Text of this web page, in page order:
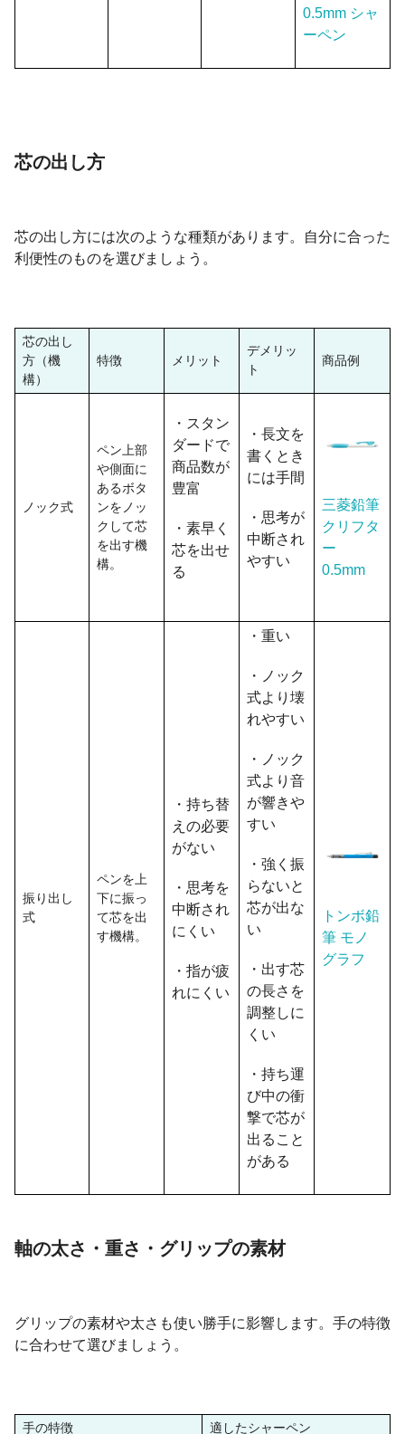
0.5mm シャ
ーペン
芯の出し方
芯の出し方には次のような種類があります。自分に合った
利便性のものを選びましょう。
芯の出し
方（機
構）
特徴 メリット
デメリッ
ト
商品例
ノック式
ペン上部
や側面に
あるボタ
ンをノッ
クして芯
を出す機
構。
・スタン
ダードで
商品数が
豊富
・素早く
芯を出せ
る
・長文を
書くとき
には手間
・思考が
中断され
やすい
三菱鉛筆
クリフタ
ー
0.5mm
振り出し
式
ペンを上
下に振っ
て芯を出
す機構。
・持ち替
えの必要
がない
・思考を
中断され
にくい
・指が疲
れにくい
・重い
・ノック
式より壊
れやすい
・ノック
式より音
が響きや
すい
・強く振
らないと
芯が出な
い
・出す芯
の長さを
調整しに
くい
・持ち運
び中の衝
撃で芯が
出ること
がある
トンボ鉛
筆 モノ
グラフ
軸の太さ・重さ・グリップの素材
グリップの素材や太さも使い勝手に影響します。手の特徴
に合わせて選びましょう。
手の特徴 適したシャーペン